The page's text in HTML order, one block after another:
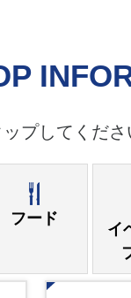
プしてくださ
フード
イ